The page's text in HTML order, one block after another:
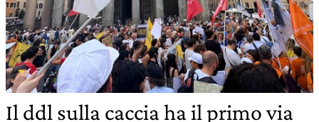
Il ddl sulla caccia ha il primo via